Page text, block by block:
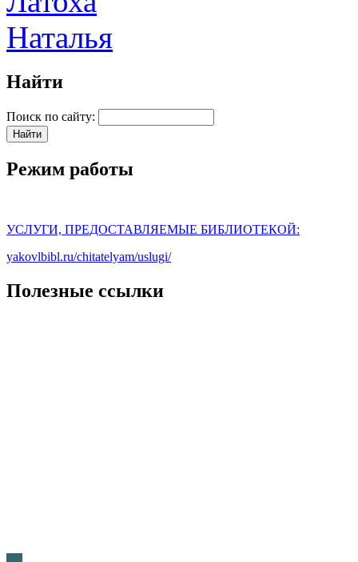
Найти
Поиск по сайту:
Режим работы
УСЛУГИ, ПРЕДОСТАВЛЯЕМЫЕ БИБЛИОТЕКОЙ:
yakovlbibl.ru/chitatelyam/uslugi/
Полезные ссылки